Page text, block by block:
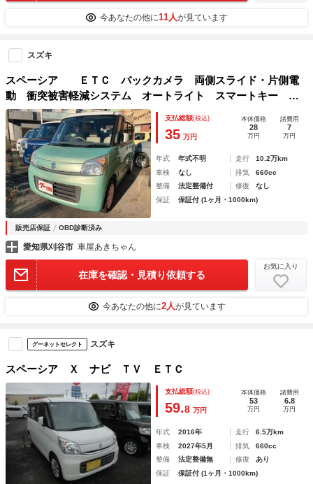
今あなたの他に11人が見ています
スズキ
スペーシア ＥＴＣ バックカメラ 両側スライド・片側電
動 衝突被害軽減システム オートライト スマートキー ア
イドリングストップ 電動格納ミラー ベンチシート ＣＶ
Ｔ ＥＳＣ ＵＳＢ アルミホイール エアコン
支払総額(税込)
35 万円
本体価格
28
万円
諸費用
7
万円
年式 年式不明 走行
10.2万km
車検
なし 排気
660cc
整備
法定整備付 修復
なし
保証
保証付 (1ヶ月・1000km)
販売店保証 OBD診断済み
愛知県刈谷市 車屋あきちゃん
在庫を確認・見積り依頼する
お気に入り
今あなたの他に2人が見ています
グーネットセレクト スズキ
スペーシア Ｘ ナビ ＴＶ ＥＴＣ
支払総額(税込)
59.8 万円
本体価格
53
万円
諸費用
6.8
万円
年式 2016年 走行
6.5万km
車検
2027年5月 排気
660cc
整備
法定整備無 修復
あり
保証
保証付 (1ヶ月・1000km)